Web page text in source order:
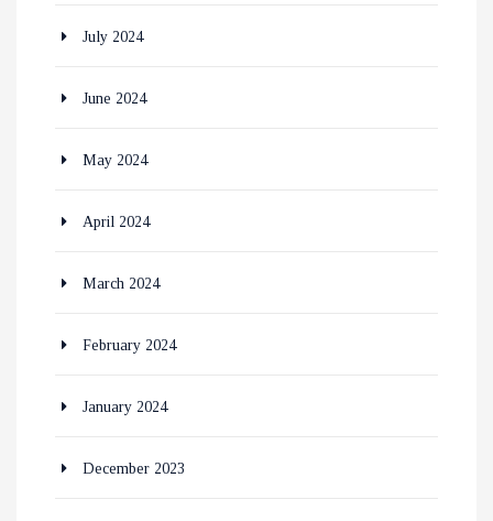
July 2024
June 2024
May 2024
April 2024
March 2024
February 2024
January 2024
December 2023